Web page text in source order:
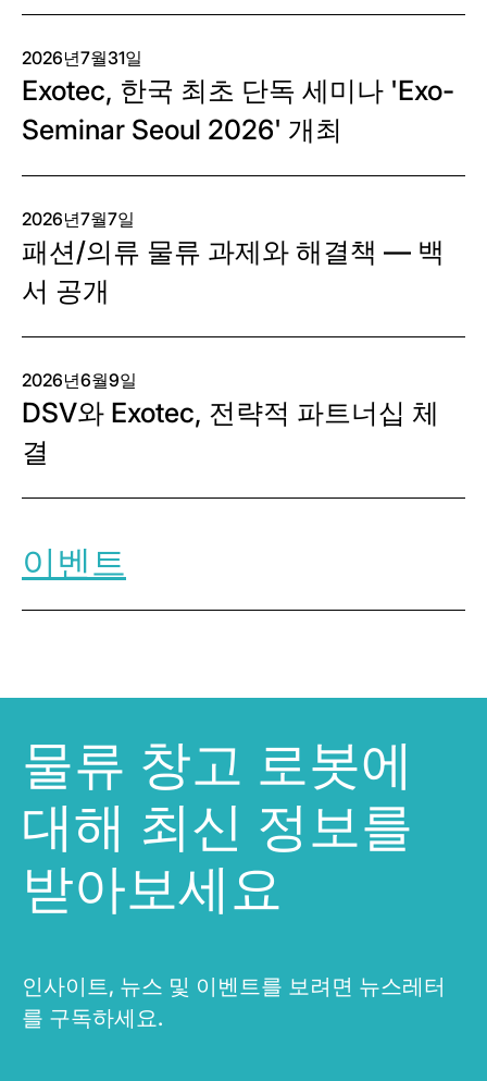
2026년7월31일
Exotec, 한국 최초 단독 세미나 'Exo-
Seminar Seoul 2026' 개최
2026년7월7일
패션/의류 물류 과제와 해결책 — 백
서 공개
2026년6월9일
DSV와 Exotec, 전략적 파트너십 체
결
이벤트
물류 창고 로봇에
대해 최신 정보를
받아보세요
인사이트, 뉴스 및 이벤트를 보려면 뉴스레터
를 구독하세요.